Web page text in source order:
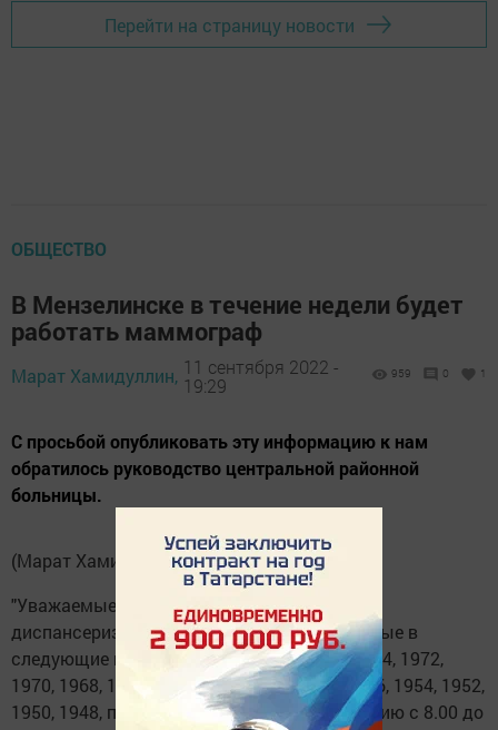
Перейти на страницу новости
ОБЩЕСТВО
В Мензелинске в течение недели будет
работать маммограф
Марат Хамидуллин, 11 сентября 2022 -
19:29
959 0 1
С просьбой опубликовать эту информацию к нам
обратилось руководство центральной районной
больницы.
(Марат Хамидуллин, "Минзеля-информ")
"Уважаемые женщины! Тех, кто не прошел
диспансеризацию в текущем году, рождённые в
следующие года: 1982, 1980, 1978, 1976, 1974, 1972,
1970, 1968, 1966, 1964, 1962, 1960, 1958, 1956, 1954, 1952,
1950, 1948, приглашаем пройти маммографию с 8.00 до